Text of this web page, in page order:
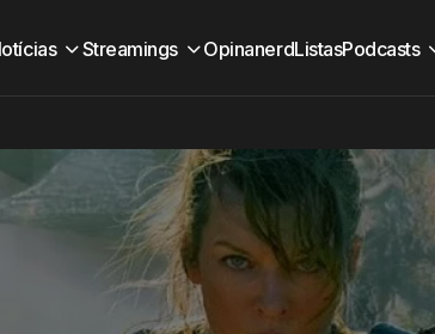
Streamings OpinanerdListasPodcasts